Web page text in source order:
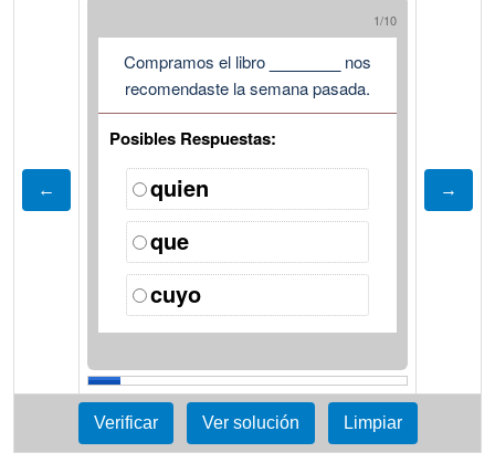
1/10
Compramos el libro
nos
recomendaste la semana pasada.
Posibles Respuestas:
quien
que
cuyo